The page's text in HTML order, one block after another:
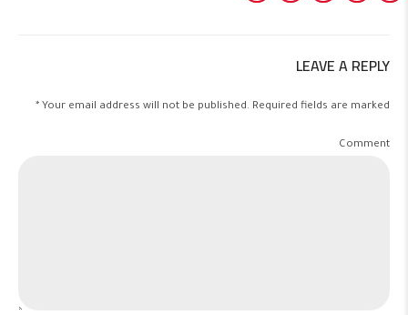
LEAVE A REPLY
Your email address will not be published. Required fields are marked *
Comment